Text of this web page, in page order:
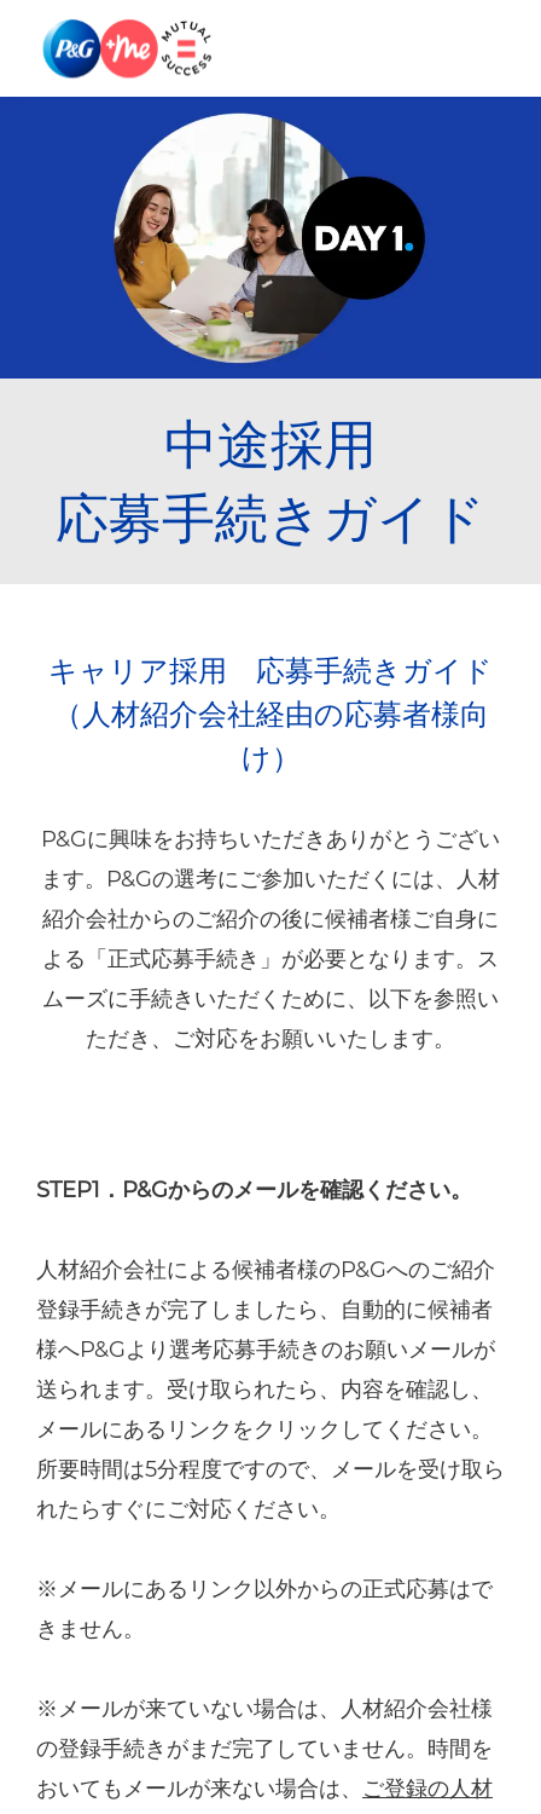
中途採用
​​​​​​​応募手続きガイド
キャリア採用 応募手続きガイド
（人材紹介会社経由の応募者様向
け）
P&Gに興味をお持ちいただきありがとうござい
ます。P&Gの選考にご参加いただくには、人材
紹介会社からのご紹介の後に候補者様ご自身に
よる「正式応募手続き」が必要となります。ス
ムーズに手続きいただくために、以下を参照い
ただき、ご対応をお願いいたします。
STEP1．P&Gからのメールを確認ください。
人材紹介会社による候補者様のP&Gへのご紹介
登録手続きが完了しましたら、自動的に候補者
様へP&Gより選考応募手続きのお願いメールが
送られます。受け取られたら、内容を確認し、
メールにあるリンクをクリックしてください。
所要時間は5分程度ですので、メールを受け取ら
れたらすぐにご対応ください。
※メールにあるリンク以外からの正式応募はで
きません。
※メールが来ていない場合は、人材紹介会社様
の登録手続きがまだ完了していません。時間を
おいてもメールが来ない場合は、 ご登録の人材